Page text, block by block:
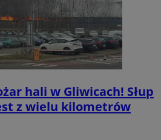
hali w Gliwicach! Słup
z wielu kilometrów